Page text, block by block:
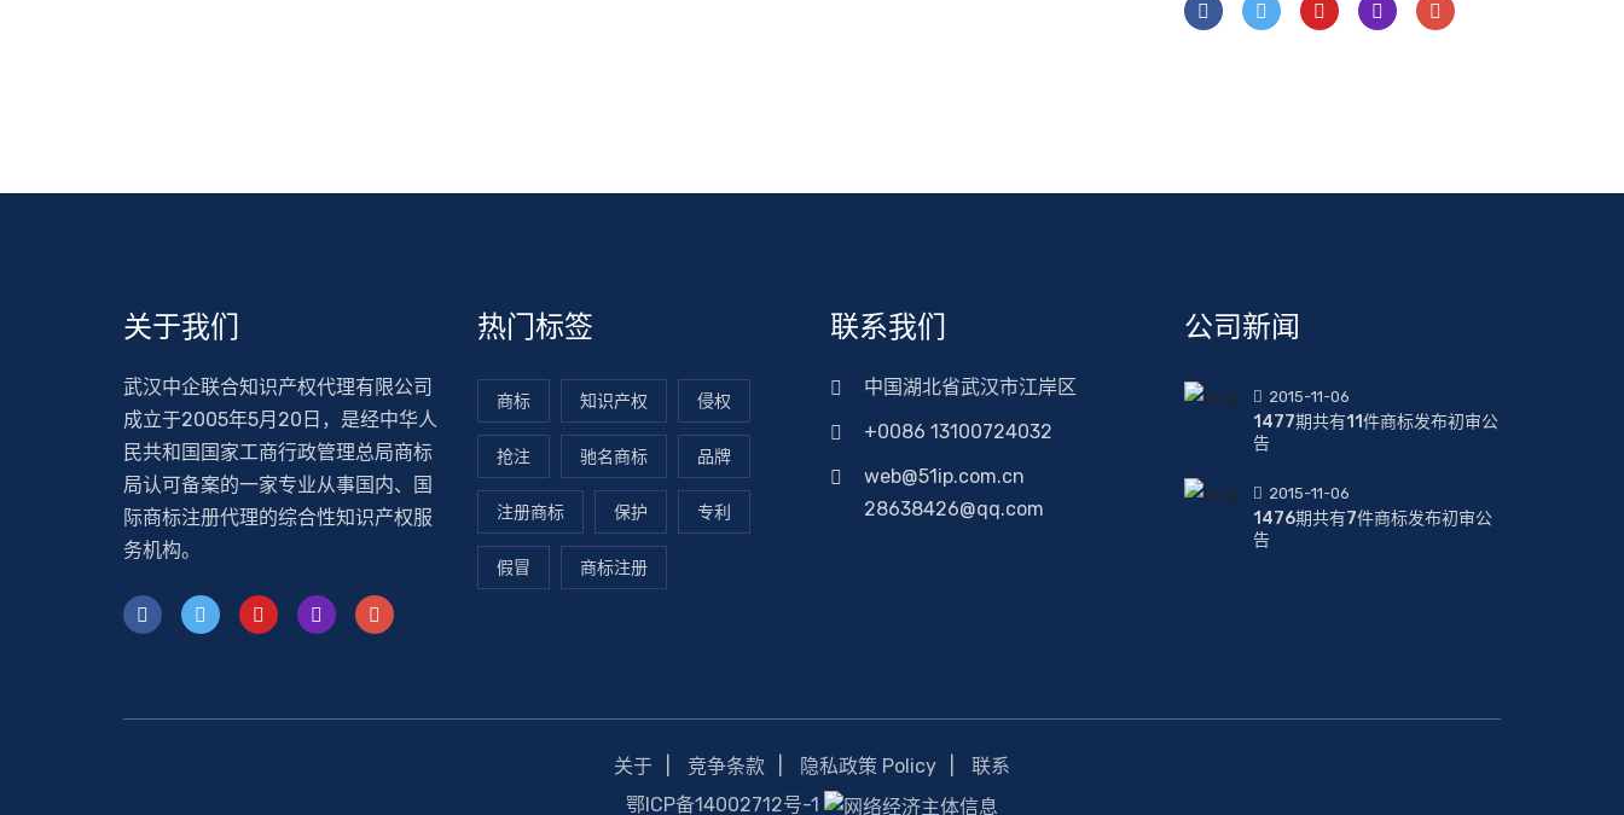
关于我们
武汉中企联合知识产权代理有限公司
成立于2005年5月20日，是经中华人
民共和国国家工商行政管理总局商标
局认可备案的一家专业从事国内、国
际商标注册代理的综合性知识产权服
务机构。
热门标签
商标 知识产权 侵权
抢注 驰名商标 品牌
注册商标 保护 专利
假冒 商标注册
联系我们
中国湖北省武汉市江岸区
+0086 13100724032
web@51ip.com.cn
28638426@qq.com
公司新闻
2015-11-06
1477期共有11件商标发布初审公
告
2015-11-06
1476期共有7件商标发布初审公
告
关于 竞争条款 隐私政策 Policy
联系
鄂ICP备14002712号-1